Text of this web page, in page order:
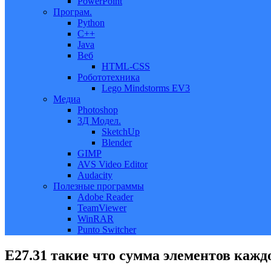
Програм.
Python
C++
Java
Веб
HTML-CSS
Робототехника
Lego Mindstorms EV3
Медиа
Photoshop
3Д Модел.
SketchUp
Blender
GIMP
AVS Video Editor
Audacity
Полезные программы
Adobe Reader
TeamViewer
WinRAR
Punto Switcher
Е27.31 такие что сумма элементов